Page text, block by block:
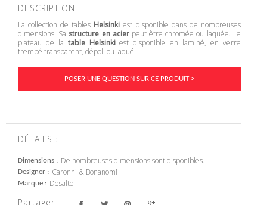
DESCRIPTION :
La collection de tables Helsinki est disponible dans de nombreuses
dimensions. Sa structure en acierpeut être chromée ou laquée. Le
plateau de la table Helsinkiest disponible en laminé, en verre
trempé transparent, dépoli ou laqué.
POSER UNE QUESTION SUR CE PRODUIT >
DÉTAILS :
Dimensions De nombreuses dimensions sont disponibles.
Designer Caronni & Bonanomi
Marque Desalto
Partager